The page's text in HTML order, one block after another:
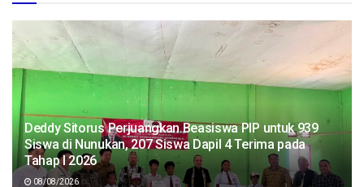
Deddy Sitorus Perjuangkan Beasiswa PIP untuk 939
Siswa di Nunukan, 207 Siswa Dapil 4 Terima pada
Tahap I 2026
08/08/2026